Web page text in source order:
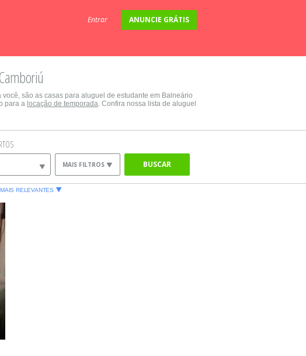
Entrar ANUNCIE GRÁTIS
são as casas para aluguel de estudante em Balneário
para a locação de temporada. Confira nossa lista de aluguel
MAIS FILTROS BUSCAR
MAIS RELEVANTES